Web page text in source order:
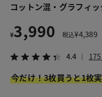
コットン混・グラフィ
¥3,990 税込¥4,389
4.4
今だけ！3枚買うと1枚
コットン混・